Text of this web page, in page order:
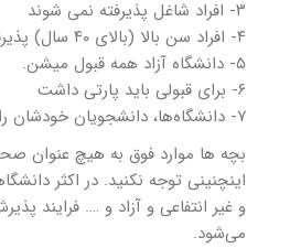
۳- افراد شاغل پذیرفته نمی شوند
۴- افراد سن بالا (بالای ۴۰ سال) پذیرفته نمی شوند.
۵- دانشگاه آزاد همه قبول میشن.
۶- برای قبولی باید پارتی داشت
۷- دانشگاه‌ها، دانشجویان خودشان را انتخاب می کنند‌.
بچه ها موارد فوق به هیچ عنوان
اینچنینی توجه نکنید. در اکثر
و غیر انتفاعی و آزاد و …. فرایند
می‌شود.